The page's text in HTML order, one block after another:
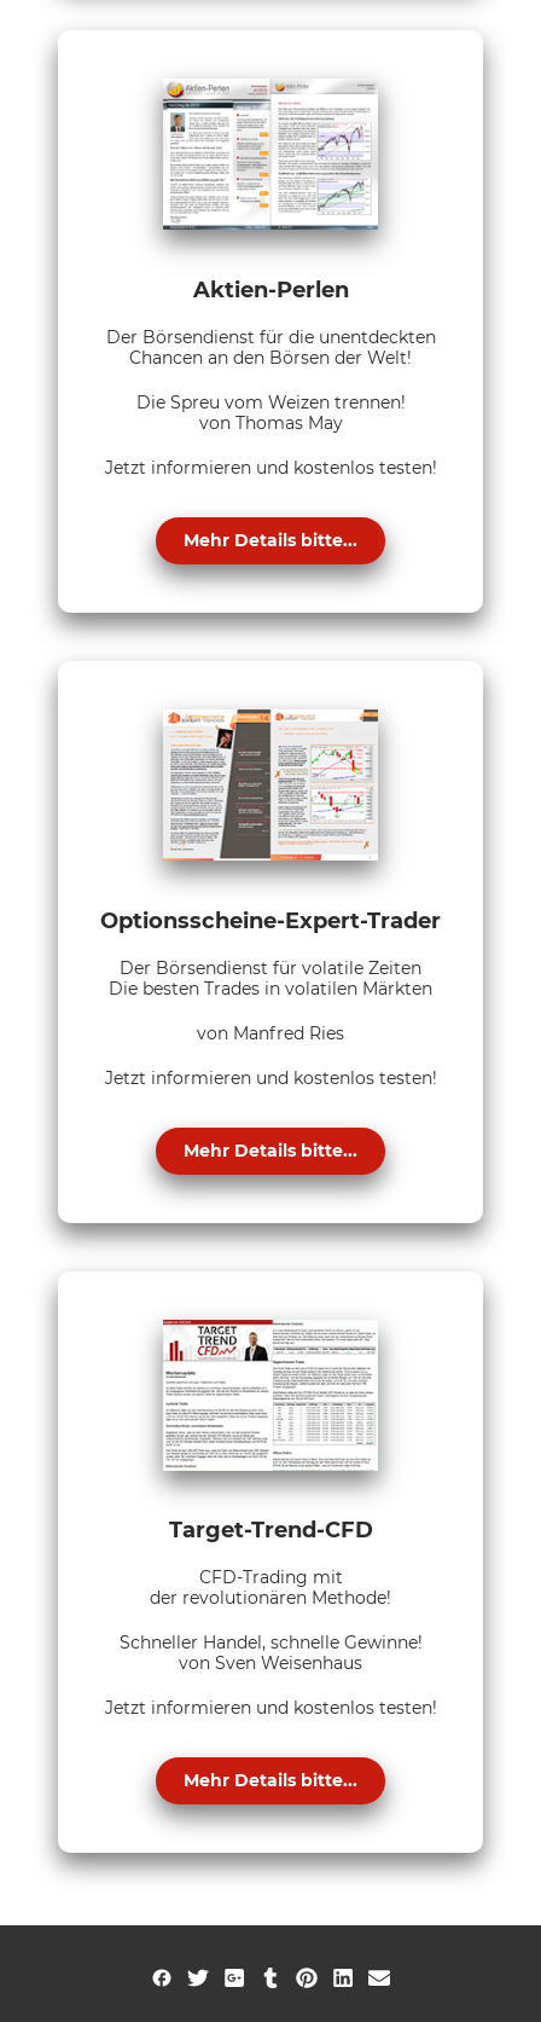
Aktien-Perlen
Der Börsendienst für die unentdeckten
Chancen an den Börsen der Welt!
Die Spreu vom Weizen trennen!
von Thomas May
Jetzt informieren und kostenlos testen!
Mehr Details bitte...
Optionsscheine-Expert-Trader
Der Börsendienst für volatile Zeiten
Die besten Trades in volatilen Märkten
von Manfred Ries
Jetzt informieren und kostenlos testen!
Mehr Details bitte...
Target-Trend-CFD
CFD-Trading mit
der revolutionären Methode!
Schneller Handel, schnelle Gewinne!
von Sven Weisenhaus
Jetzt informieren und kostenlos testen!
Mehr Details bitte...